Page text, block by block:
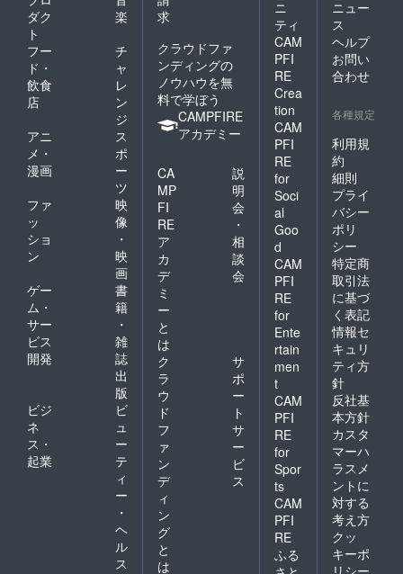
ダク
ト
楽
フー
ド・
飲食
店
チ
ャ
レ
ン
ジ
アニ
メ・
漫画
ス
ポ
ー
ツ
ファ
ッ
ショ
ン
映
像
・
映
画
ゲー
ム・
サー
ビス
開発
書
籍
・
雑
誌
出
版
ビジ
ネ
ス・
起業
ビ
ュ
ー
テ
ィ
ー
・
ヘ
ル
ス
求
クラウドファ
ンディングの
ノウハウを無
料で学ぼう
CAMPFIRE
アカデミー
CA
MP
FI
RE
ア
カ
デ
ミ
ー
と
は
説
明
会
・
相
談
会
ク
ラ
ウ
ド
フ
ァ
ン
デ
ィ
ン
グ
と
は
サ
ポ
ー
ト
サ
ー
ビ
ス
ニ
ティ
CAM
PFI
RE
Crea
tion
CAM
PFI
RE
for
Soci
al
Goo
d
CAM
PFI
RE
for
Ente
rtain
men
t
CAM
PFI
RE
for
Spor
ts
CAM
PFI
RE
ふる
ニュー
ス
ヘルプ
お問い
合わせ
各種規定
利用規
約
細則
プライ
バシー
ポリ
シー
特定商
取引法
に基づ
く表記
情報セ
キュリ
ティ方
針
反社基
本方針
カスタ
マーハ
ラスメ
ントに
対する
考え方
クッ
キーポ
リシー